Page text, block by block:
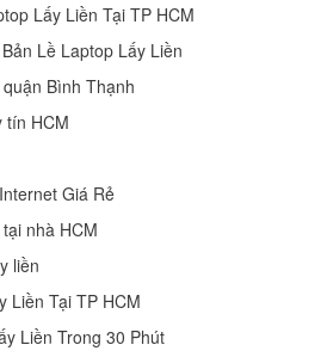
Lấy Liền Tại TP HCM
Lề Laptop Lấy Liền
Bình Thạnh
tín HCM
Giá Rẻ
nhà HCM
liền
Liền Tại TP HCM
Liền Trong 30 Phút